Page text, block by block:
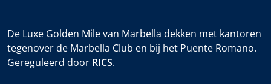
De Luxe Golden Mile van Marbella dekken met kantoren
tegenover de Marbella Club en bij het Puente Romano.
Gereguleerd door RICS.